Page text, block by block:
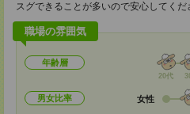
スグできることが多いので安心してくだ
職場の雰囲気
年齢層
20代
男女比率 女性